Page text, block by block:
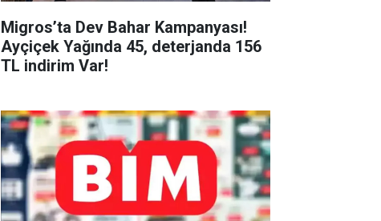
Migros’ta Dev Bahar Kampanyası!
Ayçiçek Yağında 45, deterjanda 156
TL indirim Var!